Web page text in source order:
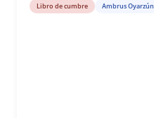
Libro de cumbre Ambrus Oyarzún